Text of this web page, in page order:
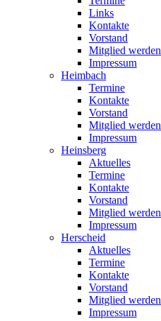
Links
Kontakte
Vorstand
Mitglied werden
Impressum
Heimbach
Termine
Kontakte
Vorstand
Mitglied werden
Impressum
Heinsberg
Aktuelles
Termine
Kontakte
Vorstand
Mitglied werden
Impressum
Herscheid
Aktuelles
Termine
Kontakte
Vorstand
Mitglied werden
Impressum